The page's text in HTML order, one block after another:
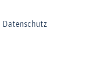
Datenschutz